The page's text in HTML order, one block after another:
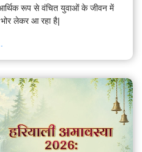
रूप से वंचित युवाओं के जीवन में
लेकर आ रहा है|